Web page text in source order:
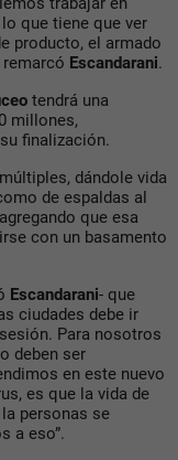
que tiene que ver
producto, el armado
Escandarani.
tendrá una
millones,
finalización.
dándole vida
de espaldas al
que esa
con un basamento
Escandarani- que
ciudades debe ir
Para nosotros
deben ser
en este nuevo
es que la vida de
personas se
a eso”.